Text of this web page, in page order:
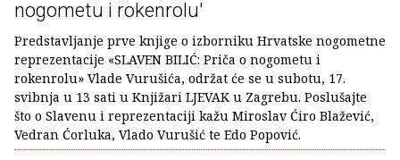
nogometu i rokenrolu'
Predstavljanje prve knjige o izborniku Hrvatske nogometne
reprezentacije «SLAVEN BILIĆ: Priča o nogometu i
rokenrolu» Vlade Vurušića, održat će se u subotu, 17.
svibnja u 13 sati u Knjižari LJEVAK u Zagrebu. Poslušajte
što o Slavenu i reprezentaciji kažu Miroslav Ćiro Blažević,
Vedran Ćorluka, Vlado Vurušić te Edo Popović.